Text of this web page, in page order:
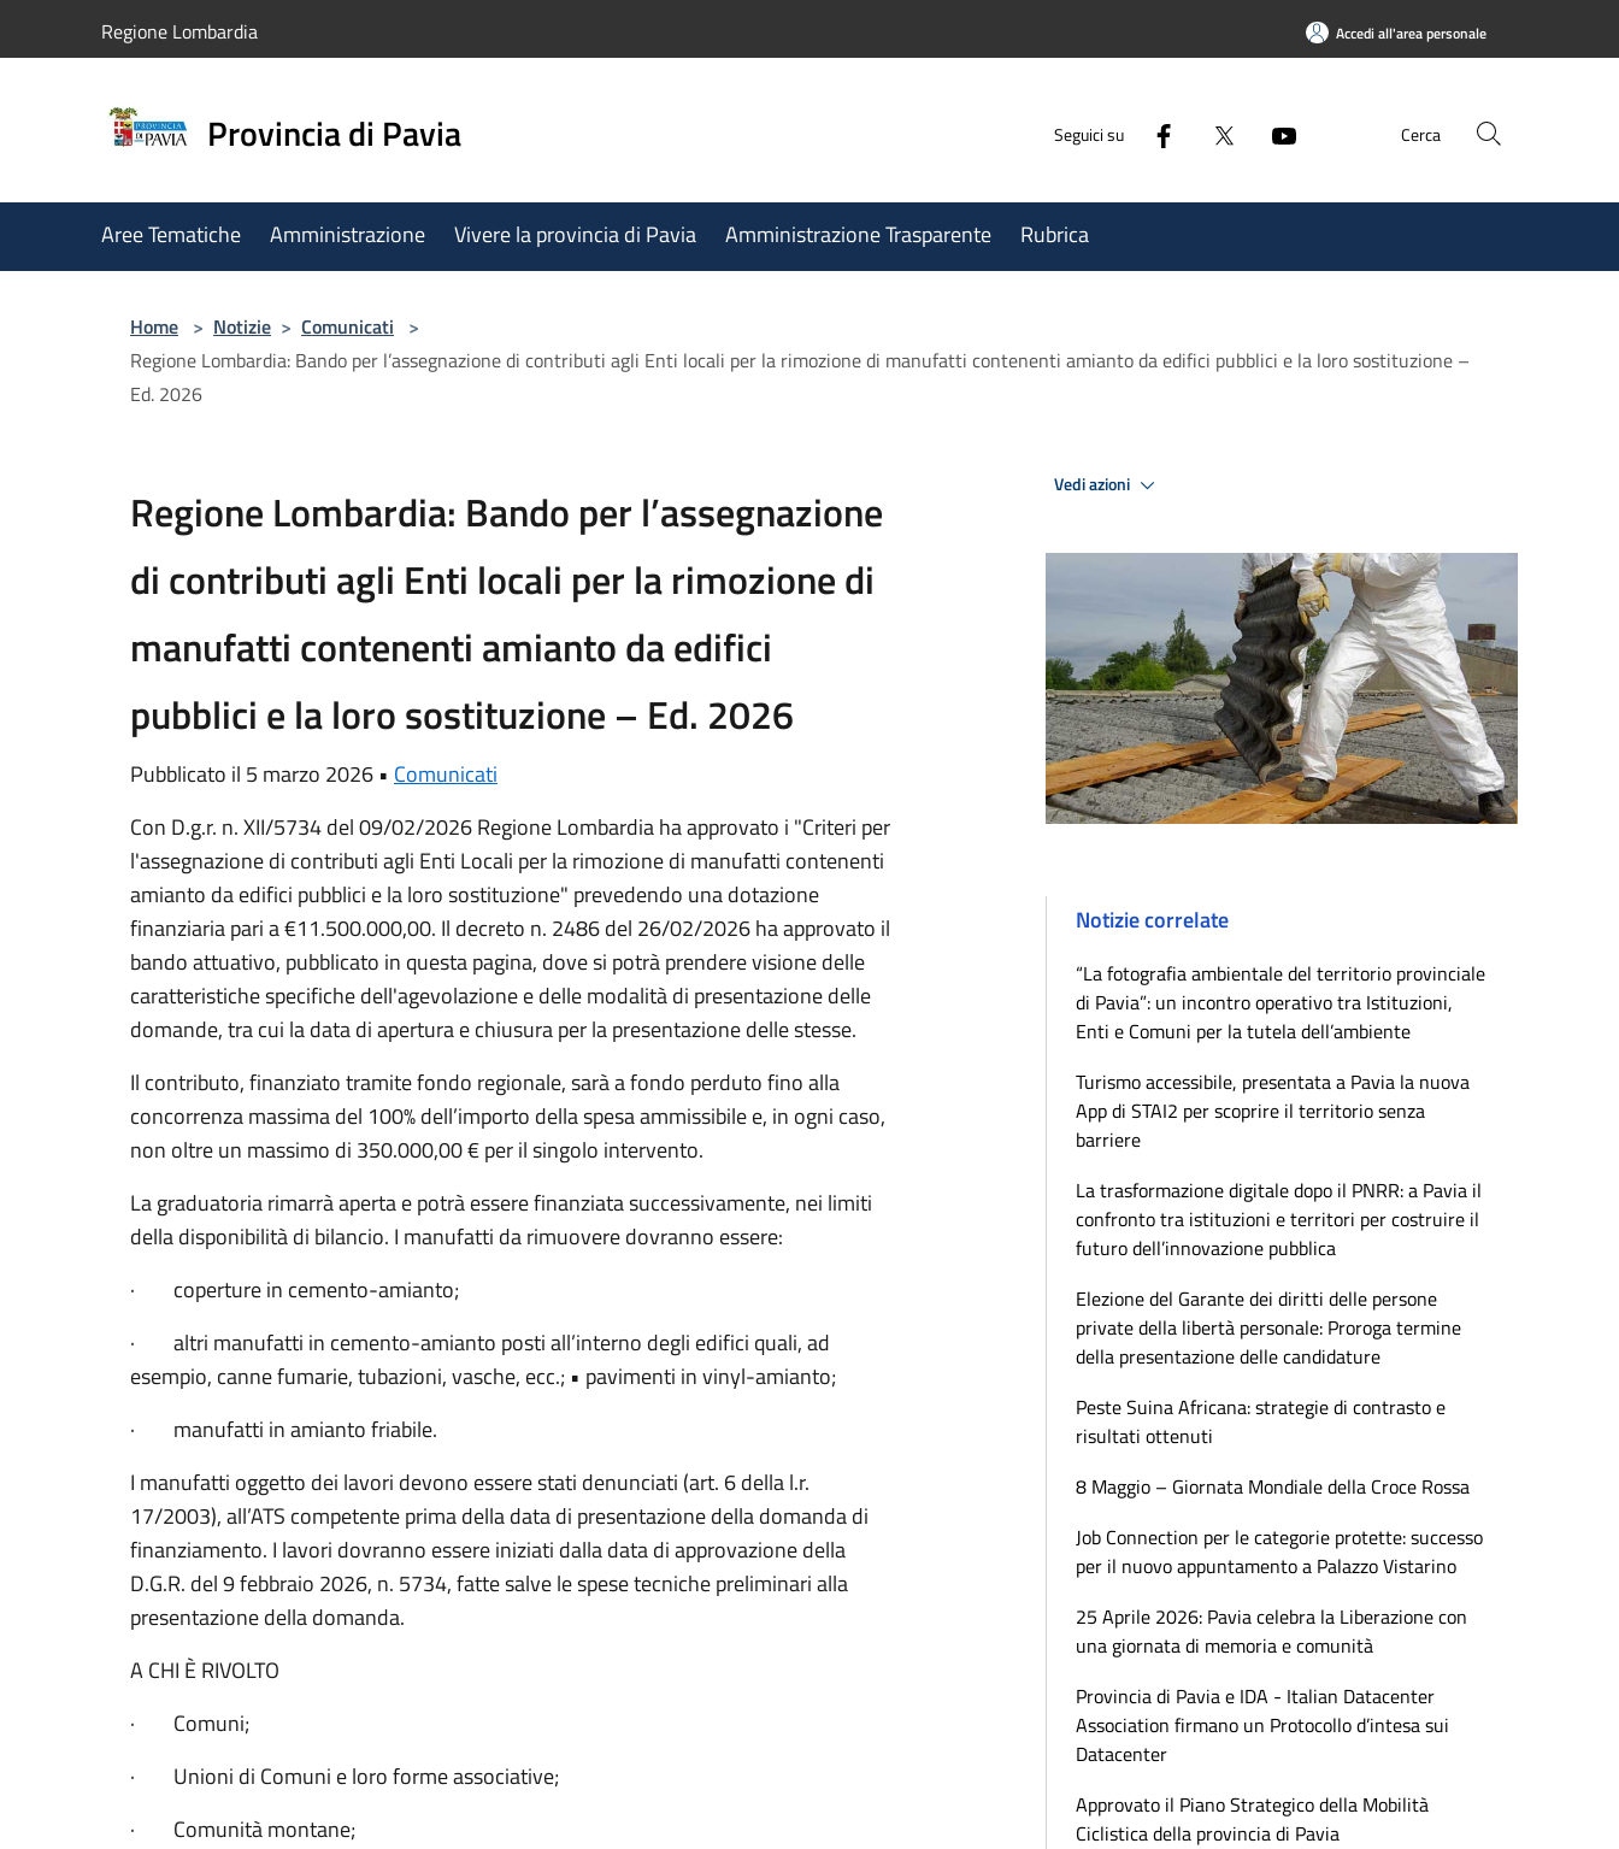
Regione Lombardia Accedi all'area personale
Provincia di Pavia Seguici su Cerca
Aree Tematiche Amministrazione Vivere la provincia di Pavia Amministrazione Trasparente Rubrica
Home > Notizie > Comunicati >
Regione Lombardia: Bando per l’assegnazione di contributi agli Enti locali per la rimozione di manufatti contenenti amianto da edifici pubblici e la loro sostituzione –
Ed. 2026
Regione Lombardia: Bando per l’assegnazione
di contributi agli Enti locali per la rimozione di
manufatti contenenti amianto da edifici
pubblici e la loro sostituzione – Ed. 2026
Pubblicato il 5 marzo 2026 • Comunicati
Con D.g.r. n. XII/5734 del 09/02/2026 Regione Lombardia ha approvato i "Criteri per
l'assegnazione di contributi agli Enti Locali per la rimozione di manufatti contenenti
amianto da edifici pubblici e la loro sostituzione" prevedendo una dotazione
finanziaria pari a €11.500.000,00. Il decreto n. 2486 del 26/02/2026 ha approvato il
bando attuativo, pubblicato in questa pagina, dove si potrà prendere visione delle
caratteristiche specifiche dell'agevolazione e delle modalità di presentazione delle
domande, tra cui la data di apertura e chiusura per la presentazione delle stesse.
Il contributo, finanziato tramite fondo regionale, sarà a fondo perduto fino alla
concorrenza massima del 100% dell’importo della spesa ammissibile e, in ogni caso,
non oltre un massimo di 350.000,00 € per il singolo intervento.
La graduatoria rimarrà aperta e potrà essere finanziata successivamente, nei limiti
della disponibilità di bilancio. I manufatti da rimuovere dovranno essere:
· coperture in cemento-amianto;
· altri manufatti in cemento-amianto posti all’interno degli edifici quali, ad
esempio, canne fumarie, tubazioni, vasche, ecc.; • pavimenti in vinyl-amianto;
· manufatti in amianto friabile.
I manufatti oggetto dei lavori devono essere stati denunciati (art. 6 della l.r.
17/2003), all’ATS competente prima della data di presentazione della domanda di
finanziamento. I lavori dovranno essere iniziati dalla data di approvazione della
D.G.R. del 9 febbraio 2026, n. 5734, fatte salve le spese tecniche preliminari alla
presentazione della domanda.
A CHI È RIVOLTO
· Comuni;
· Unioni di Comuni e loro forme associative;
· Comunità montane;
Vedi azioni
Notizie correlate
“La fotografia ambientale del territorio provinciale
di Pavia”: un incontro operativo tra Istituzioni,
Enti e Comuni per la tutela dell’ambiente
Turismo accessibile, presentata a Pavia la nuova
App di STAI2 per scoprire il territorio senza
barriere
La trasformazione digitale dopo il PNRR: a Pavia il
confronto tra istituzioni e territori per costruire il
futuro dell’innovazione pubblica
Elezione del Garante dei diritti delle persone
private della libertà personale: Proroga termine
della presentazione delle candidature
Peste Suina Africana: strategie di contrasto e
risultati ottenuti
8 Maggio – Giornata Mondiale della Croce Rossa
Job Connection per le categorie protette: successo
per il nuovo appuntamento a Palazzo Vistarino
25 Aprile 2026: Pavia celebra la Liberazione con
una giornata di memoria e comunità
Provincia di Pavia e IDA - Italian Datacenter
Association firmano un Protocollo d’intesa sui
Datacenter
Approvato il Piano Strategico della Mobilità
Ciclistica della provincia di Pavia